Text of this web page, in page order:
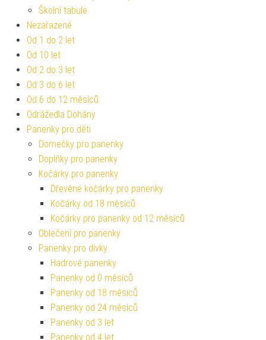
Školní tabule
Nezařazené
Od 1 do 2 let
Od 10 let
Od 2 do 3 let
Od 3 do 6 let
Od 6 do 12 měsíců
Odrážedla Dohány
Panenky pro děti
Domečky pro panenky
Doplňky pro panenky
Kočárky pro panenky
Dřevěné kočárky pro panenky
Kočárky od 18 měsíců
Kočárky pro panenky od 12 měsíců
Oblečení pro panenky
Panenky pro dívky
Hadrové panenky
Panenky od 0 měsíců
Panenky od 18 měsíců
Panenky od 24 měsíců
Panenky od 3 let
Panenky od 4 let